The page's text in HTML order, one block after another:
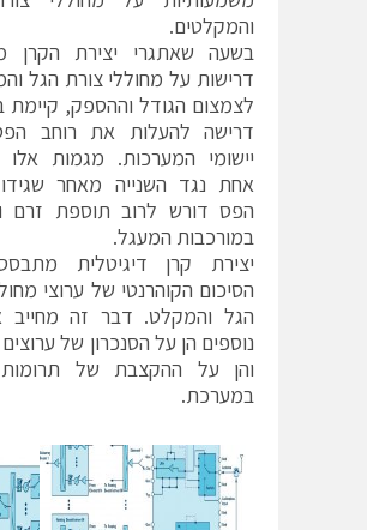
והמקלטים.
בשעה שאתגרי יצירת הקרן
דרישות על מחוללי צורת הגל
לצמצום הגודל וההספק, קיימת
דרישה להעלות את רוחב
יישומי המערכות. מגמות אלו
אחת נגד השנייה מאחר
הפס דורש לרוב תוספת זרם
במורכבות המעגל.
יצירת קרן דיגיטלית
הסיכום הקוהרנטי של ערוצי
הגל והמקלט. דבר זה מחייב
נוספים הן על הסנכרון של
והן על ההקצבת של
במערכת.